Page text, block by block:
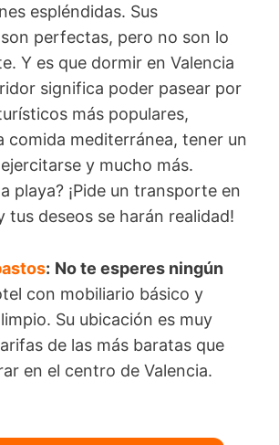
espléndidas. Sus
perfectas, pero no son lo
Y es que dormir en Valencia
significa poder pasear por
más populares,
comida mediterránea, tener un
y mucho más.
playa? ¡Pide un transporte en
tus deseos se harán realidad!
: No te esperes ningún
con mobiliario básico y
Su ubicación es muy
de las más baratas que
en el centro de Valencia.